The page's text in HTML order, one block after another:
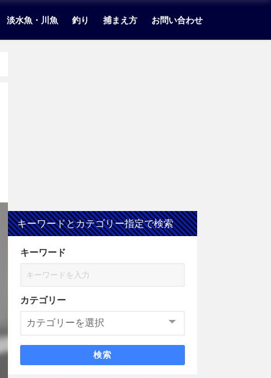
淡水魚・川魚 釣り 捕まえ方 お問い合わせ
キーワードとカテゴリー指定で検索
キーワード
カテゴリー
検索